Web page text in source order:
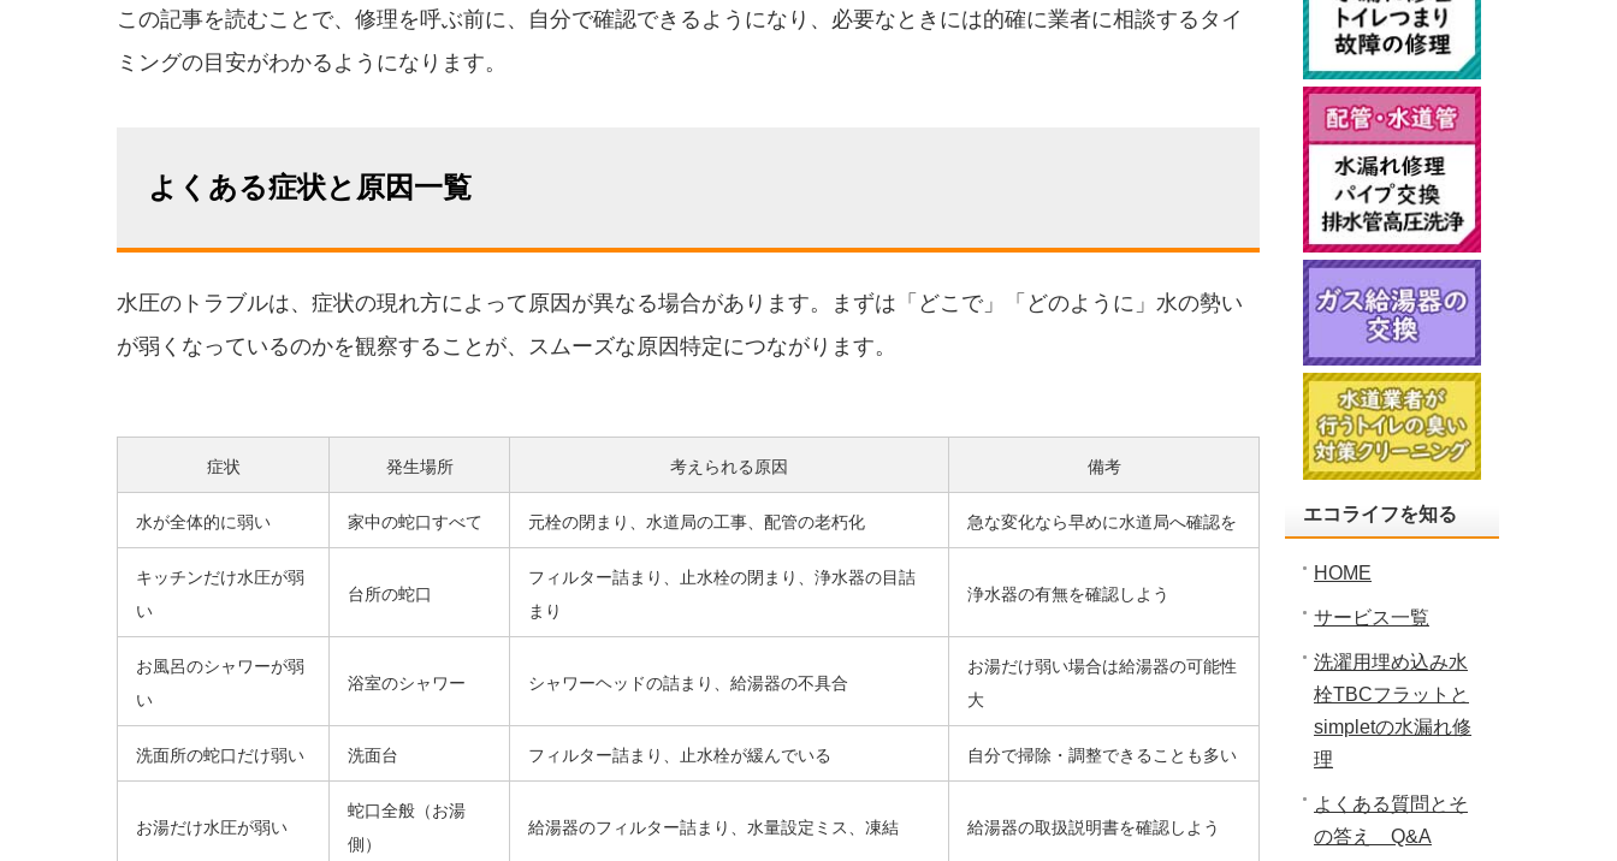
この記事を読むことで、修理を呼ぶ前に、自分で確認できるようになり、必要なときには的確に業者に相談するタイ
ミングの目安がわかるようになります。
よくある症状と原因一覧
水圧のトラブルは、症状の現れ方によって原因が異なる場合があります。まずは「どこで」「どのように」水の勢い
が弱くなっているのかを観察することが、スムーズな原因特定につながります。
症状 発生場所 考えられる原因 備考
水が全体的に弱い 家中の蛇口すべて 元栓の閉まり、水道局の工事、配管の老朽化 急な変化なら早めに水道局へ確認を
キッチンだけ水圧が弱
い
台所の蛇口
フィルター詰まり、止水栓の閉まり、浄水器の目詰
まり
浄水器の有無を確認しよう
お風呂のシャワーが弱
い
浴室のシャワー シャワーヘッドの詰まり、給湯器の不具合
お湯だけ弱い場合は給湯器の可能性
大
洗面所の蛇口だけ弱い 洗面台 フィルター詰まり、止水栓が緩んでいる 自分で掃除・調整できることも多い
お湯だけ水圧が弱い
蛇口全般（お湯
側）
給湯器のフィルター詰まり、水量設定ミス、凍結 給湯器の取扱説明書を確認しよう
エコライフを知る
HOME
サービス一覧
洗濯用埋め込み水
栓TBCフラットと
simpletの水漏れ修
理
よくある質問とそ
の答え Q&A